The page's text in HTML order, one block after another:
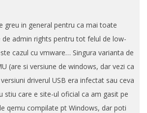
greu in general pentru ca mai toate
admin rights pentru tot felul de low-
cazul cu vmware… Singura varianta de
(are si versiune de windows, dar vezi ca
driverul USB era infectat sau ceva
stiu care e site-ul oficial ca am gasit pe
qemu compilate pt Windows, dar poti